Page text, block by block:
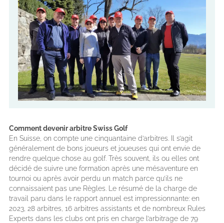
Comment devenir arbitre Swiss Golf
En Suisse, on compte une cinquantaine d’arbitres. Il s’agit
généralement de bons joueurs et joueuses qui ont envie de
rendre quelque chose au golf. Très souvent, ils ou elles ont
décidé de suivre une formation après une mésaventure en
tournoi ou après avoir perdu un match parce qu’ils ne
connaissaient pas une Règles. Le résumé de la charge de
travail paru dans le rapport annuel est impressionnante: en
2023, 28 arbitres, 16 arbitres assistants et de nombreux Rules
Experts dans les clubs ont pris en charge l’arbitrage de 79